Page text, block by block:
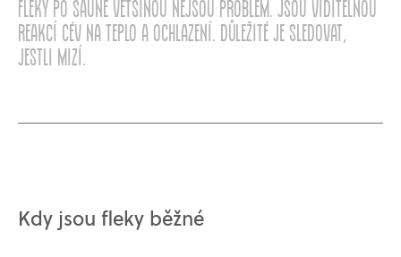
Fleky po sauně většinou nejsou problém. Jsou viditelnou
reakcí cév na teplo a ochlazení. Důležité je sledovat,
jestli mizí.
Kdy jsou fleky běžné